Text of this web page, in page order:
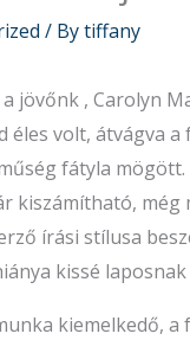
/ Bytiffany
jövőnk , Carolyn
éles volt, átvágva
fátyla mögött.
kiszámítható, még
írási stílusa
kissé
kiemelkedő,